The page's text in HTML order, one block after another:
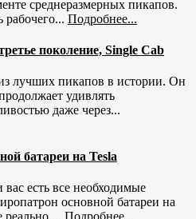
среднеразмерных пикапов.
рабочего... Подробнее...
поколение, Single Cab
лучших пикапов в истории. Он
удивлять
даже через...
батареи на Tesla
есть все необходимые
основной батареи на
Подробнее...